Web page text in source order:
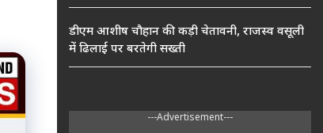
डीएम आशीष चौहान की कड़ी चेतावनी, राजस्व वसूली
में ढिलाई पर बरतेगी सख्ती
---Advertisement---